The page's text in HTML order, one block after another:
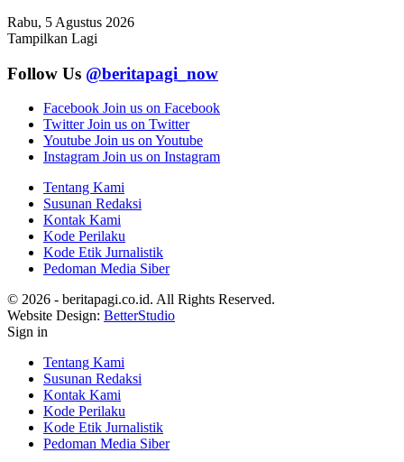
Rabu, 5 Agustus 2026
Tampilkan Lagi
Follow Us @beritapagi_now
Facebook Join us on Facebook
Twitter Join us on Twitter
Youtube Join us on Youtube
Instagram Join us on Instagram
Tentang Kami
Susunan Redaksi
Kontak Kami
Kode Perilaku
Kode Etik Jurnalistik
Pedoman Media Siber
© 2026 - beritapagi.co.id. All Rights Reserved.
Website Design: BetterStudio
Sign in
Tentang Kami
Susunan Redaksi
Kontak Kami
Kode Perilaku
Kode Etik Jurnalistik
Pedoman Media Siber